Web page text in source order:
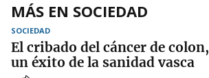
MÁS EN SOCIEDAD
SOCIEDAD
El cribado del cáncer de colon,
un éxito de la sanidad vasca